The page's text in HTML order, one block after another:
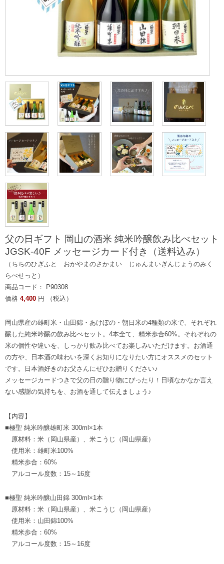
父の日ギフト 岡山の酒米 純米吟醸飲み比べセット
JGSK-40F メッセージカード付き（送料込み）
（ちちのひぎふと おかやまのさかまい じゅんまいぎんじょうのみく
らべせっと）
商品コード： P90308
価格 4,400 円 （税込）
岡山県産の雄町米・山田錦・あけぼの・朝日米の4種類の米で、それぞれ
醸した純米吟醸の飲み比べセット。4本全て、精米歩合60%。それぞれの
米の個性や違いを、しっかり飲み比べてお楽しみいただけます。お酒通
の方や、日本酒の味わいを深くお知りになりたい方にオススメのセット
です。日本酒好きのお父さんにぜひお贈りください♪
メッセージカードつきで父の日の贈り物にぴったり！日頃なかなか言え
ない感謝の気持ちを、お酒を通して伝えましょう♪
【内容】
■極聖 純米吟醸雄町米 300ml×1本
原材料：米（岡山県産）、米こうじ（岡山県産）
使用米：雄町米100%
精米歩合：60%
アルコール度数：15～16度
■極聖 純米吟醸山田錦 300ml×1本
原材料：米（岡山県産）、米こうじ（岡山県産）
使用米：山田錦100%
精米歩合：60%
アルコール度数：15～16度